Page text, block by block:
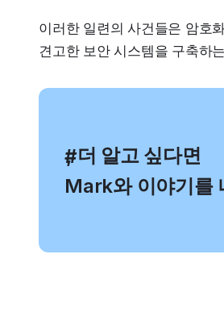
이러한 일련의 사건들은 암호
견고한 보안 시스템을 구축하
#
, 더 알고 싶다면
Mark와 이야기를